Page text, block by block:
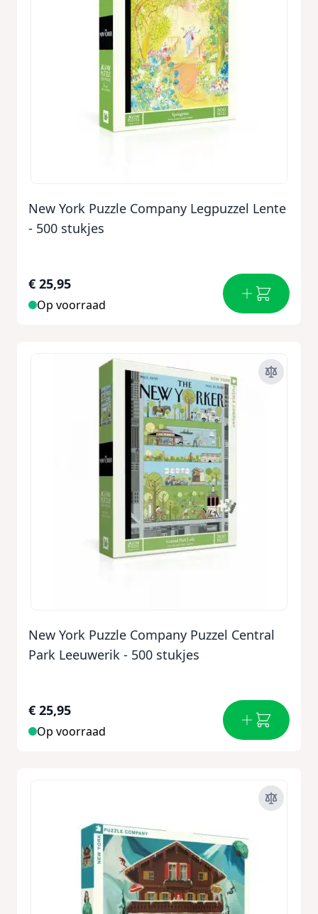
New York Puzzle Company Legpuzzel Lente
- 500 stukjes
€ 25,95
Op voorraad
New York Puzzle Company Puzzel Central
Park Leeuwerik - 500 stukjes
€ 25,95
Op voorraad